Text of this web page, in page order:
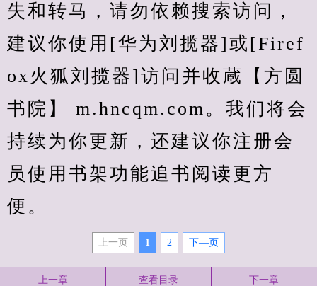
失和转马，请勿依赖搜索访问，
建议你使用[华为刘揽器]或[Firef
ox火狐刘揽器]访问并收蔵【方圆
书院】 m.hncqm.com。我们将会
持续为你更新，还建议你注册会
员使用书架功能追书阅读更方
便。
上一页 1 2 下—页
上一章 查看目录 下一章